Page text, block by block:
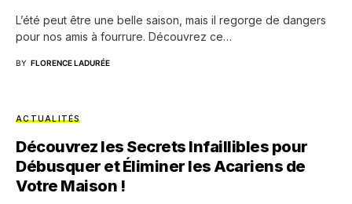
L’été peut être une belle saison, mais il regorge de dangers
pour nos amis à fourrure. Découvrez ce…
BY FLORENCE LADURÉE
ACTUALITÉS
Découvrez les Secrets Infaillibles pour
Débusquer et Éliminer les Acariens de
Votre Maison !